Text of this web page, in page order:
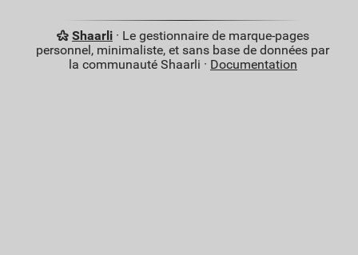
Shaarli· Le gestionnaire de marque-pages
personnel, minimaliste, et sans base de données par
la communauté Shaarli · Documentation